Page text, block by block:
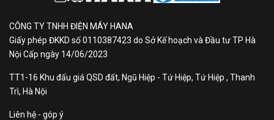
CÔNG TY TNHH ĐIỆN MÁY HANA
Giấy phép ĐKKD số 0110387423 do Sở Kế hoạch và Đầu tư TP Hà
Nội Cấp ngày 14/06/2023
TT1-16 Khu đấu giá QSD đất, Ngũ Hiệp - Tứ Hiệp, Tứ Hiệp , Thanh
Trì, Hà Nội
Liên hệ - góp ý